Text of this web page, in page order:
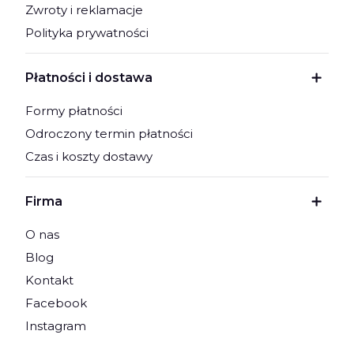
Zwroty i reklamacje
Polityka prywatności
Płatności i dostawa
Formy płatności
Odroczony termin płatności
Czas i koszty dostawy
Firma
O nas
Blog
Kontakt
Facebook
Instagram